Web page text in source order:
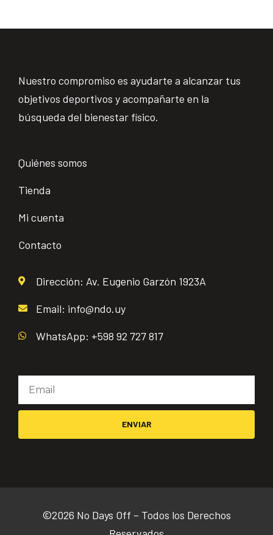
Nuestro compromiso es ayudarte a alcanzar tus
objetivos deportivos y acompañarte en la
búsqueda del bienestar físico.
Quiénes somos
Tienda
Mi cuenta
Contacto
Dirección: Av. Eugenio Garzón 1923A
Email: info@ndo.uy
WhatsApp: +598 92 727 817
ENVIAR
©2026 No Days Off – Todos los Derechos